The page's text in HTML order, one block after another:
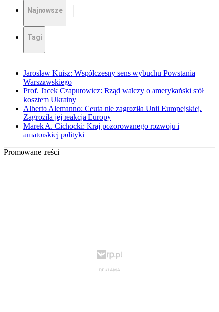
Najnowsze
Tagi
Jarosław Kuisz: Współczesny sens wybuchu Powstania
Warszawskiego
Prof. Jacek Czaputowicz: Rząd walczy o amerykański stół
kosztem Ukrainy
Alberto Alemanno: Ceuta nie zagroziła Unii Europejskiej.
Zagroziła jej reakcja Europy
Marek A. Cichocki: Kraj pozorowanego rozwoju i
amatorskiej polityki
Promowane treści